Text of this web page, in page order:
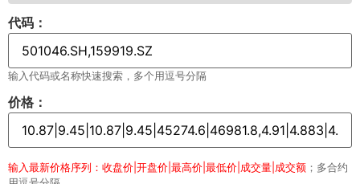
代码：
输入代码或名称快速搜索，多个用逗号分隔
价格：
输入最新价格序列：收盘价|开盘价|最高价|最低价|成交量|成交额 ；多合约